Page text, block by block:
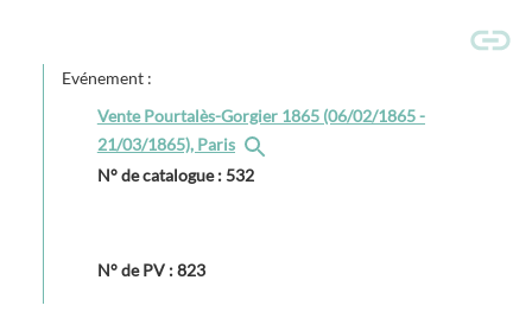
Evénement :
Vente Pourtalès-Gorgier 1865 (06/02/1865 -
21/03/1865), Paris
N° de catalogue : 532
N° de PV : 823